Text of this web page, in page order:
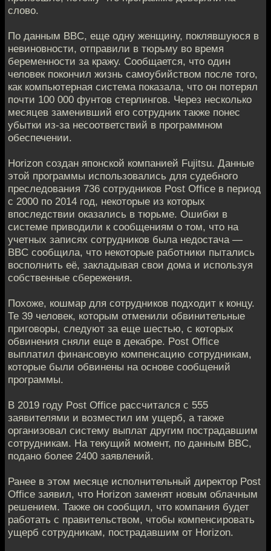
слово.
По данным BBC, еще одну женщину, поклявшуюся в
невиновности, отправили ​​в тюрьму во время
беременности за кражу. Сообщается, что один
человек покончил жизнь самоубийством после того,
как компьютерная система показала, что он потерял
почти 100 000 фунтов стерлингов. Через несколько
месяцев заменивший его сотрудник также понес
убытки из-за несоответствий в программном
обеспечении.
Horizon создан японской компанией Fujitsu. Данные
этой программы использовались для судебного
преследования 736 сотрудников Post Office в период
с 2000 по 2014 год, некоторые из которых
впоследствии оказались в тюрьме. Ошибки в
системе приводили к сообщениям о том, что на
учетных записях сотрудников была недостача —
BBC сообщила, что некоторые работники пытались
восполнить её, закладывая свои дома и используя
собственные сбережения.
Похоже, кошмар для сотрудников подходит к концу.
Те 39 человек, которым отменили обвинительные
приговоры, следуют за еще шестью, с которых
обвинения сняли еще в декабре. Post Office
выплатил финансовую компенсацию сотрудникам,
которые были обвинены на основе сообщений
программы.
В 2019 году Post Office рассчитался с 555
заявителями и возместил им ущерб, а также
организовал систему выплат другим пострадавшим
сотрудникам. На текущий момент, по данным BBC,
подано более 2400 заявлений.
Ранее в этом месяце исполнительный директор Post
Office заявил, что Horizon заменят новым облачным
решением. Также он сообщил, что компания будет
работать с правительством, чтобы компенсировать
ущерб сотрудникам, пострадавшим от Horizon.